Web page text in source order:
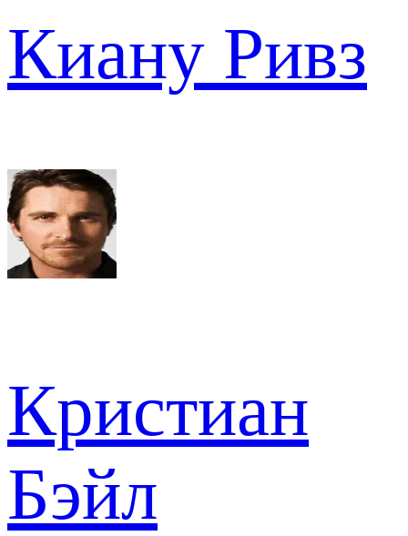
Киану Ривз
Кристиан
Бэйл